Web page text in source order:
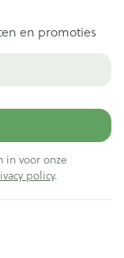
en promoties
in voor onze
policy.